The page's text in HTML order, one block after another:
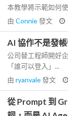
本教學將示範如何
由 Connie發文
AI 協作不是發
公司替工程師開好
「誰可以登入」...
由 ryanvale發文
從 Prompt 到